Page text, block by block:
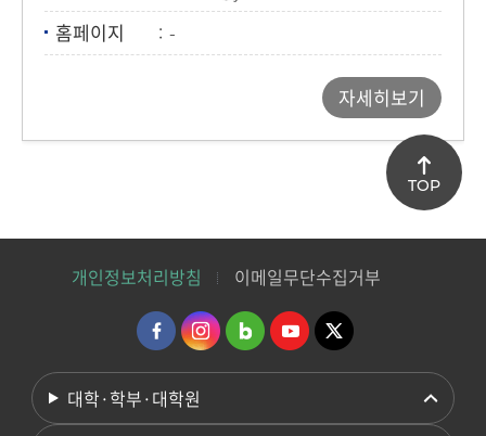
홈페이지
-
자세히보기
개인정보처리방침 이메일무단수집거부
대학·학부·대학원
TOP